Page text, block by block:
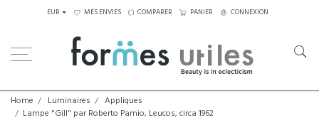
EUR MES ENVIES COMPARER PANIER CONNEXION
Home Luminaires
Appliques
Lampe "Gill" par Roberto Pamio, Leucos, circa 1962